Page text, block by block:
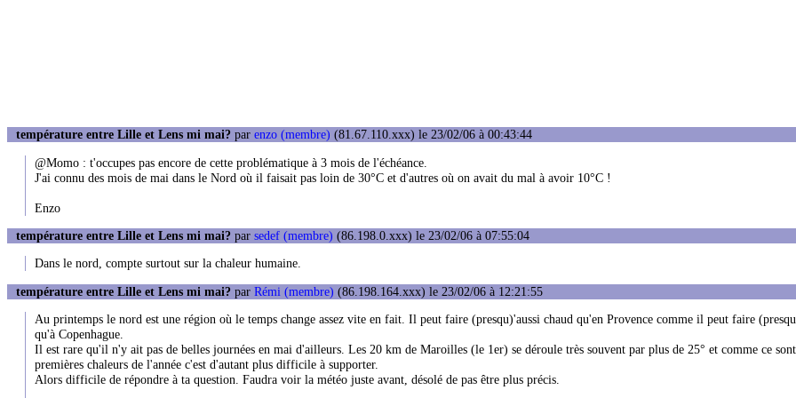
température entre Lille et Lens mi mai? par enzo (membre) (81.67.110.xxx) le 23/02/06 à 00:43:44
@Momo : t'occupes pas encore de cette problématique à 3 mois de l'échéance.
J'ai connu des mois de mai dans le Nord où il faisait pas loin de 30°C et d'autres où on avait du mal à avoir 10°C !
Enzo
température entre Lille et Lens mi mai? par sedef (membre) (86.198.0.xxx) le 23/02/06 à 07:55:04
Dans le nord, compte surtout sur la chaleur humaine.
température entre Lille et Lens mi mai? par Rémi (membre) (86.198.164.xxx) le 23/02/06 à 12:21:55
Au printemps le nord est une région où le temps change assez vite en fait. Il peut faire (presqu)'aussi chaud qu'en Provence comme il peut faire
qu'à Copenhague.
Il est rare qu'il n'y ait pas de belles journées en mai d'ailleurs. Les 20 km de Maroilles (le 1er) se déroule très souvent par plus de 25° et comme ce
premières chaleurs de l'année c'est d'autant plus difficile à supporter.
Alors difficile de répondre à ta question. Faudra voir la météo juste avant, désolé de pas être plus précis.